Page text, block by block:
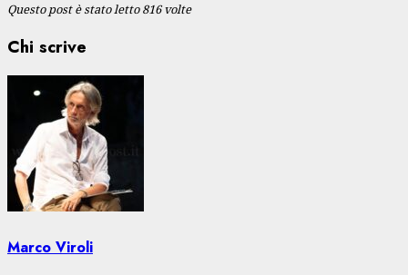
Questo post è stato letto 816 volte
Chi scrive
Marco Viroli